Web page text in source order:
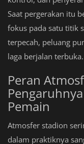
Saat pergerakan itu
fokus pada satu titik
terpecah, peluang
laga berjalan terbuka.
Peran
Pemain
Atmosfer stadion
dalam praktiknya